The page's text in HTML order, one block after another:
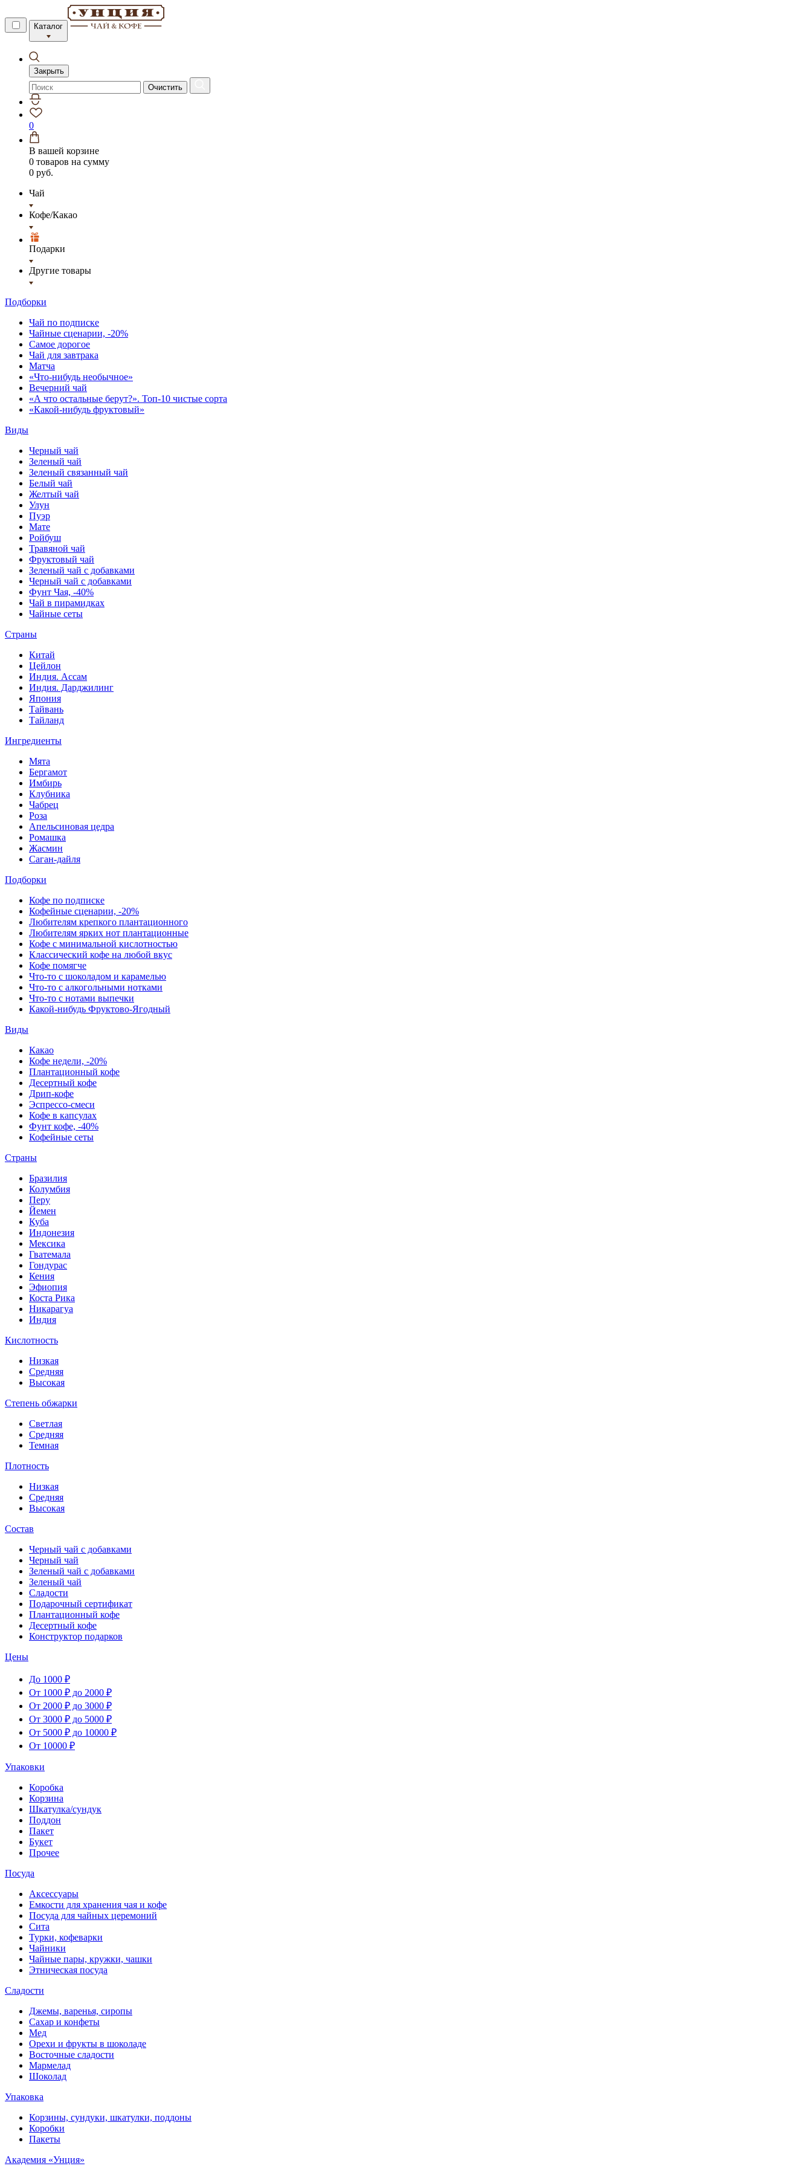
Каталог
Закрыть
Очистить
0
В вашей корзине
0 товаров на сумму
0 руб.
Чай
Кофе/Какао
Подарки
Другие товары
Подборки
Чай по подписке
Чайные сценарии, -20%
Самое дорогое
Чай для завтрака
Матча
«Что-нибудь необычное»
Вечерний чай
«А что остальные берут?». Топ-10 чистые сорта
«Какой-нибудь фруктовый»
Виды
Черный чай
Зеленый чай
Зеленый связанный чай
Белый чай
Желтый чай
Улун
Пуэр
Мате
Ройбуш
Травяной чай
Фруктовый чай
Зеленый чай с добавками
Черный чай с добавками
Фунт Чая, -40%
Чай в пирамидках
Чайные сеты
Страны
Китай
Цейлон
Индия. Ассам
Индия. Дарджилинг
Япония
Тайвань
Тайланд
Ингредиенты
Мята
Бергамот
Имбирь
Клубника
Чабрец
Роза
Апельсиновая цедра
Ромашка
Жасмин
Саган-дайля
Подборки
Кофе по подписке
Кофейные сценарии, -20%
Любителям крепкого плантационного
Любителям ярких нот плантационные
Кофе с минимальной кислотностью
Классический кофе на любой вкус
Кофе помягче
Что-то с шоколадом и карамелью
Что-то с алкогольными нотками
Что-то с нотами выпечки
Какой-нибудь Фруктово-Ягодный
Виды
Какао
Кофе недели, -20%
Плантационный кофе
Десертный кофе
Дрип-кофе
Эспрессо-смеси
Кофе в капсулах
Фунт кофе, -40%
Кофейные сеты
Страны
Бразилия
Колумбия
Перу
Йемен
Куба
Индонезия
Мексика
Гватемала
Гондурас
Кения
Эфиопия
Коста Рика
Никарагуа
Индия
Кислотность
Низкая
Средняя
Высокая
Степень обжарки
Светлая
Средняя
Темная
Плотность
Низкая
Средняя
Высокая
Состав
Черный чай с добавками
Черный чай
Зеленый чай с добавками
Зеленый чай
Сладости
Подарочный сертификат
Плантационный кофе
Десертный кофе
Конструктор подарков
Цены
До 1000 ₽
От 1000 ₽ до 2000 ₽
От 2000 ₽ до 3000 ₽
От 3000 ₽ до 5000 ₽
От 5000 ₽ до 10000 ₽
От 10000 ₽
Упаковки
Коробка
Корзина
Шкатулка/сундук
Поддон
Пакет
Букет
Прочее
Посуда
Аксессуары
Емкости для хранения чая и кофе
Посуда для чайных церемоний
Сита
Турки, кофеварки
Чайники
Чайные пары, кружки, чашки
Этническая посуда
Сладости
Джемы, варенья, сиропы
Сахар и конфеты
Мед
Орехи и фрукты в шоколаде
Восточные сладости
Мармелад
Шоколад
Упаковка
Корзины, сундуки, шкатулки, поддоны
Коробки
Пакеты
Академия «Унция»